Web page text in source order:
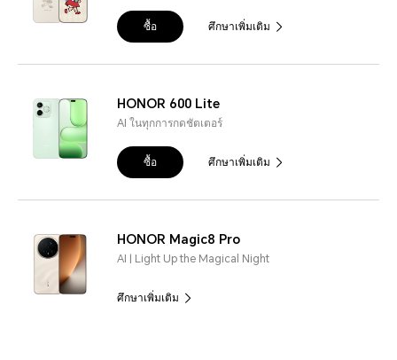
ซื้อ ศึกษาเพิ่มเติม
HONOR 600 Lite
AI ในทุกการกดชัตเตอร์
ซื้อ ศึกษาเพิ่มเติม
HONOR Magic8 Pro
AI | Light Up the Magical Night
ศึกษาเพิ่มเติม